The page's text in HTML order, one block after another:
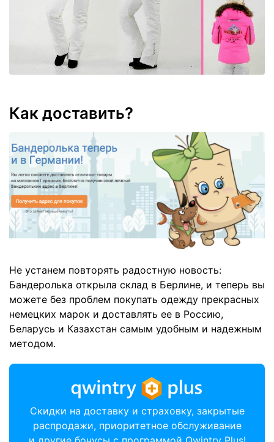
Как доставить?
Не устанем повторять радостную новость:
Бандеролька открыла склад в Берлине, и теперь вы
можете без проблем покупать одежду прекрасных
немецких марок и доставлять ее в Россию,
Беларусь и Казахстан самым удобным и надежным
методом.
Скидки на доставку и страховку, закрытые
распродажи, приоритетное обслуживание